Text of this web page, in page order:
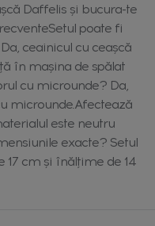
Daffelis și bucura-te
poate fi
ceainicul cu ceașcă
în mașina de spălat
cu microunde? Da,
microunde.Afectează
este neutru
exacte? Setul
17 cm și înălțime de 14